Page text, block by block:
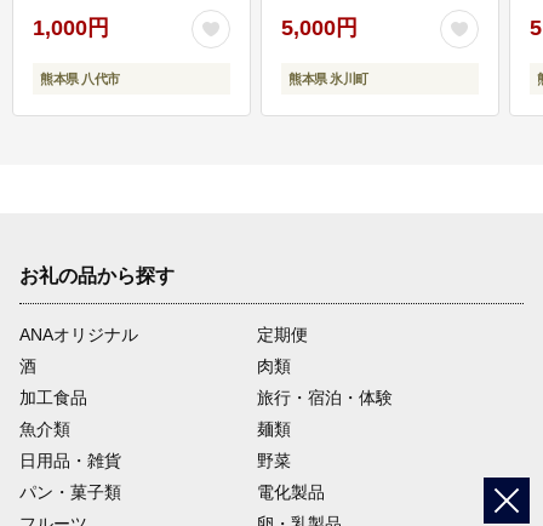
1,000円
熊本県 八代市
5,000円
熊本県 氷川町
お礼の品から探す
ANAオリジナル
定期便
酒
肉類
加工食品
旅行・宿泊・体験
魚介類
麺類
日用品・雑貨
野菜
パン・菓子類
電化製品